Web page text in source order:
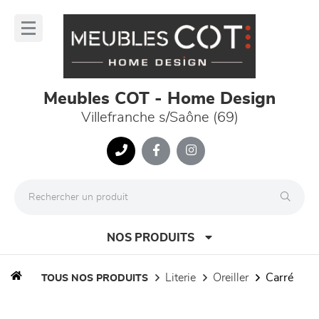
Meubles COT - Home Design
Villefranche s/Saône (69)
NOS PRODUITS
TOUS NOS PRODUITS literie oreiller carré